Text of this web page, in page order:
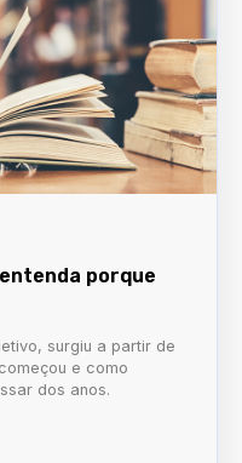
porque
surgiu a partir de
e como
dos anos.